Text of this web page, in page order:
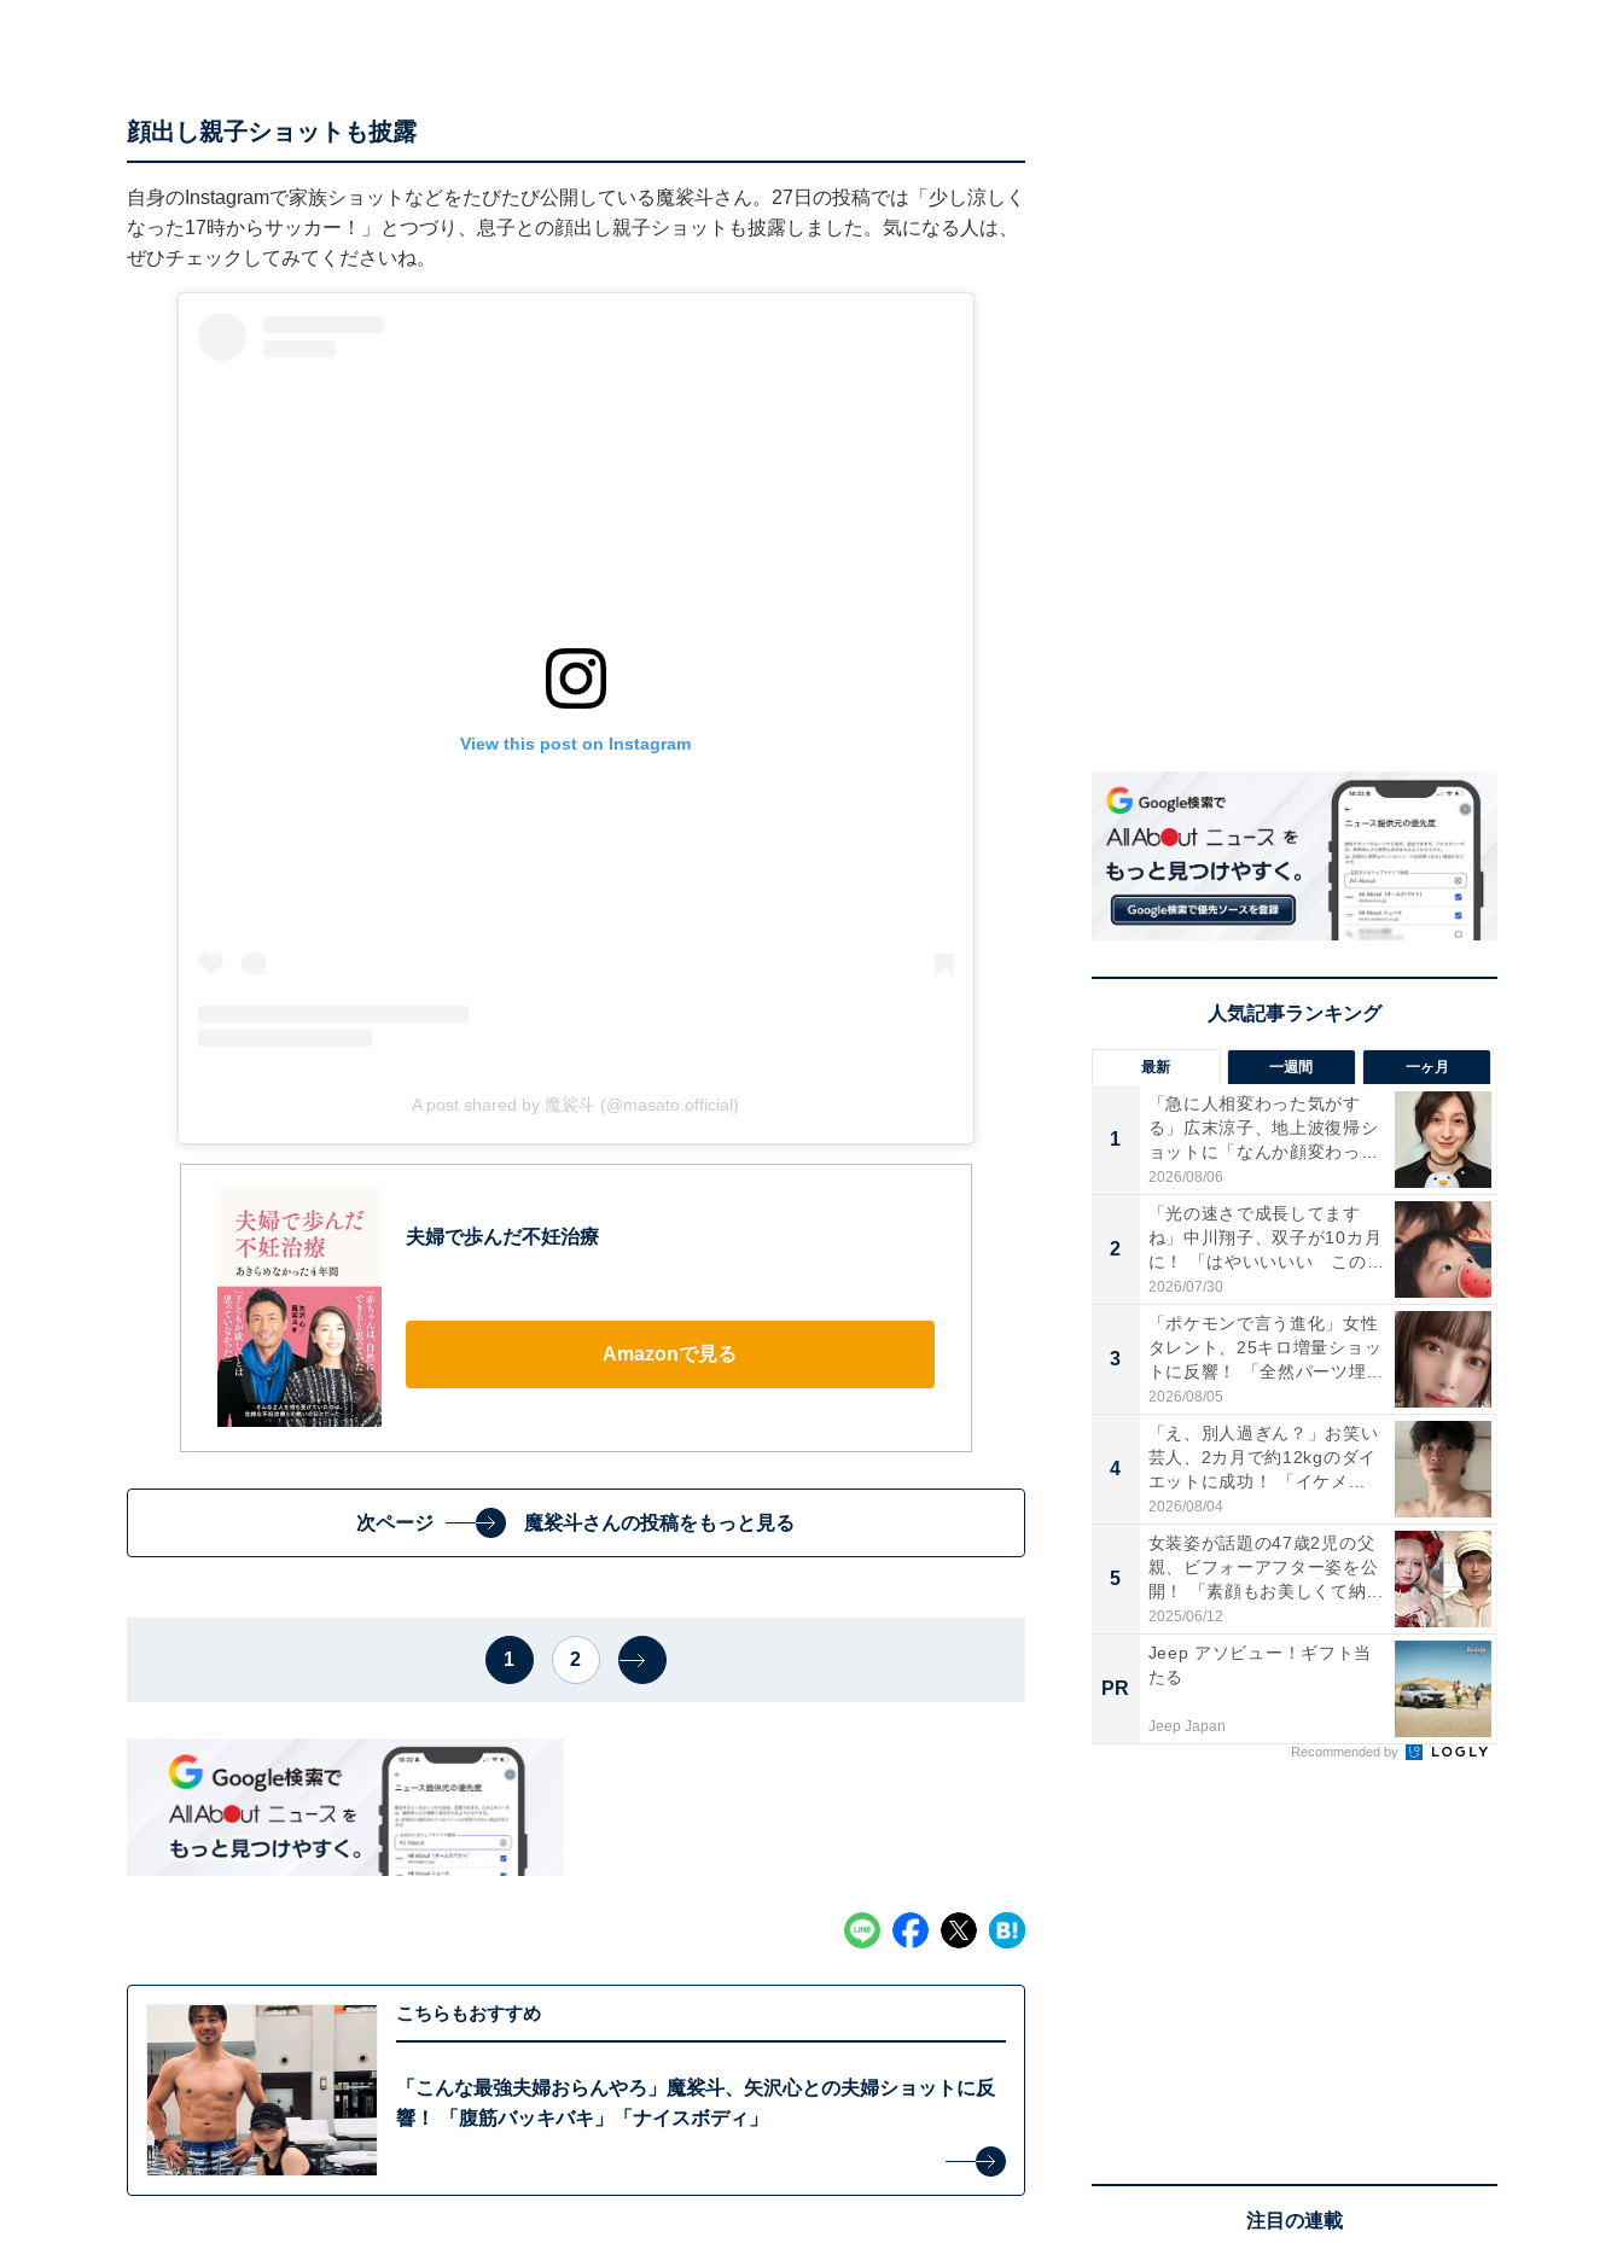
顔出し親子ショットも披露
自身のInstagramで家族ショットなどをたびたび公開している魔裟斗さん。27日の投稿では「少し涼しく
なった17時からサッカー！」とつづり、息子との顔出し親子ショットも披露しました。気になる人は、
ぜひチェックしてみてくださいね。
View this post on Instagram
A post shared by 魔裟斗 (@masato.official)
夫婦で歩んだ不妊治療
Amazonで見る
次ページ 魔裟斗さんの投稿をもっと見る
1 2
こちらもおすすめ
「こんな最強夫婦おらんやろ」魔裟斗、矢沢心との夫婦ショットに反
響！ 「腹筋バッキバキ」「ナイスボディ」
最新 一週間 一ヶ月
1
「急に人相変わった気がす
る」広末涼子、地上波復帰シ
ョットに「なんか顔変わっ
た」の...
2026/08/06
2
「光の速さで成長してます
ね」中川翔子、双子が10カ月
に！ 「はやいいいい この
前...
2026/07/30
3
「ポケモンで言う進化」女性
タレント、25キロ増量ショッ
トに反響！ 「全然パーツ埋...
2026/08/05
4
「え、別人過ぎん？」お笑い
芸人、2カ月で約12kgのダイ
エットに成功！ 「イケメ...
2026/08/04
5
女装姿が話題の47歳2児の父
親、ビフォーアフター姿を公
開！ 「素顔もお美しくて納...
2025/06/12
PR
Jeep アソビュー！ギフト当
たる
Jeep Japan
Recommended by
注目の連載